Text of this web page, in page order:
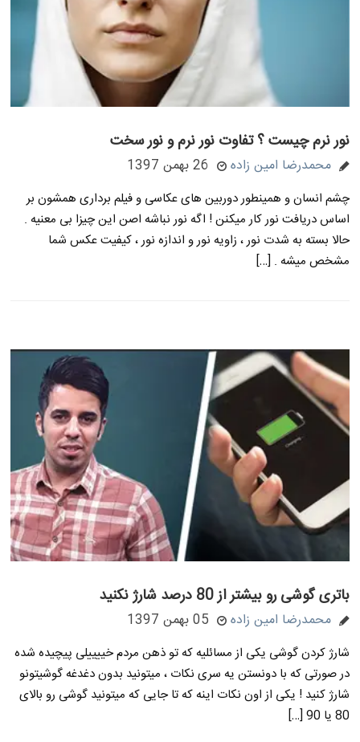
نور نرم چیست ؟ تفاوت نور نرم و نور سخت
محمدرضا امین زاده 26 بهمن 1397
چشم انسان و همینطور دوربین های عکاسی و فیلم برداری همشون بر
اساس دریافت نور کار میکنن ! اگه نور نباشه اصن این چیزا بی معنیه .
حالا بسته به شدت نور ، زاویه نور و اندازه نور ، کیفیت عکس شما
مشخص میشه . […]
باتری گوشی رو بیشتر از 80 درصد شارژ نکنید
محمدرضا امین زاده 05 بهمن 1397
شارژ کردن گوشی یکی از مسائلیه که تو ذهن مردم خییییلی پیچیده شده
در صورتی که با دونستن یه سری نکات ، میتونید بدون دغدغه گوشیتونو
شارژ کنید ! یکی از اون نکات اینه که تا جایی که میتونید گوشی رو بالای
80 یا 90 […]